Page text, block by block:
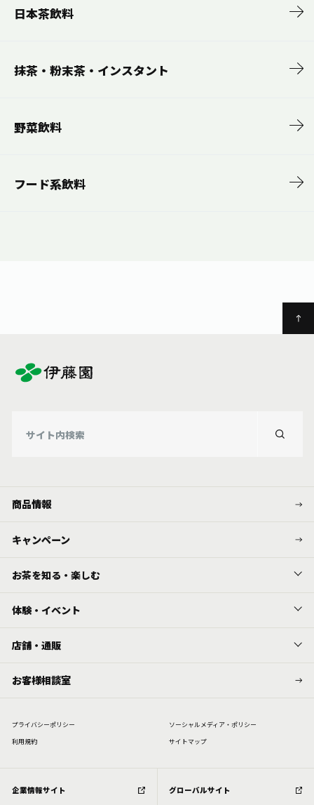
日本茶飲料
抹茶・粉末茶・インスタント
野菜飲料
フード系飲料
商品情報
キャンペーン
お茶を知る・楽しむ
体験・イベント
店舗・通販
お客様相談室
プライバシーポリシー
ソーシャルメディア・ポリシー
利⽤規約
サイトマップ
企業情報サイト グローバルサイト